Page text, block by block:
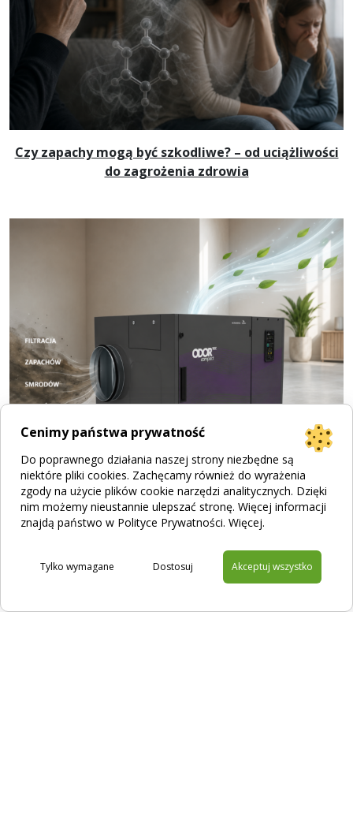
Czy zapachy mogą być szkodliwe? – od uciążliwości
do zagrożenia zdrowia
Jak działa filtracja zapachu? Poznaj urządzenia
ODORcut i ODORtec
Cenimy państwa prywatność
Do poprawnego działania naszej strony niezbędne są
niektóre pliki cookies. Zachęcamy również do wyrażenia
zgody na użycie plików cookie narzędzi analitycznych. Dzięki
nim możemy nieustannie ulepszać stronę. Więcej informacji
znajdą państwo w Polityce Prywatności. Więcej.
Dostosuj
Tylko wymagane Akceptuj wszystko